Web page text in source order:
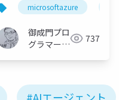
kubernetes .net
microsoftazure
御成門プロ
グラマー
737
#AIエージェント